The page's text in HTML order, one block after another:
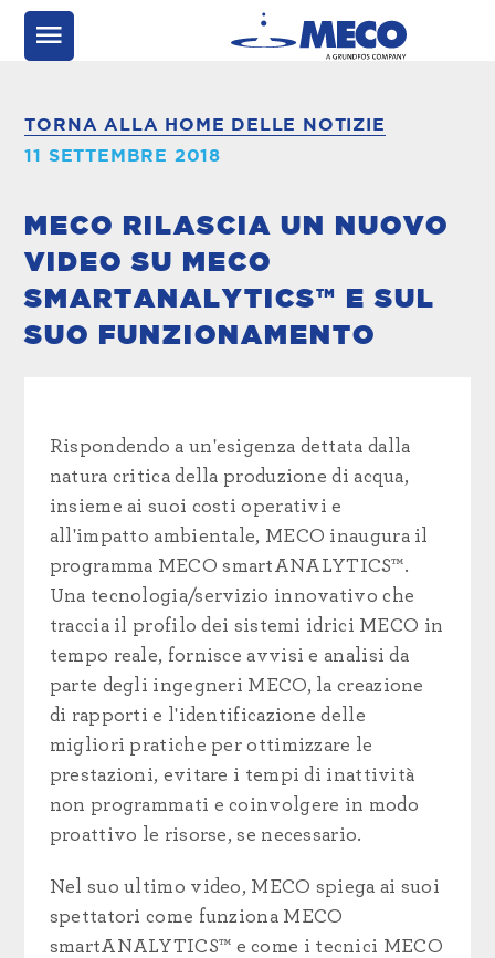
TORNA ALLA HOME DELLE NOTIZIE
11 SETTEMBRE 2018
MECO RILASCIA UN NUOVO
VIDEO SU MECO
SMARTANALYTICS™ E SUL
SUO FUNZIONAMENTO
Rispondendo a un'esigenza dettata dalla
natura critica della produzione di acqua,
insieme ai suoi costi operativi e
all'impatto ambientale, MECO inaugura il
programma MECO smartANALYTICS™.
Una tecnologia/servizio innovativo che
traccia il profilo dei sistemi idrici MECO in
tempo reale, fornisce avvisi e analisi da
parte degli ingegneri MECO, la creazione
di rapporti e l'identificazione delle
migliori pratiche per ottimizzare le
prestazioni, evitare i tempi di inattività
non programmati e coinvolgere in modo
proattivo le risorse, se necessario.
Nel suo ultimo video, MECO spiega ai suoi
spettatori come funziona MECO
smartANALYTICS™ e come i tecnici MECO